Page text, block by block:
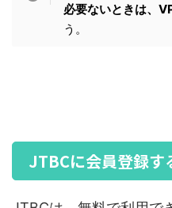
必要ないときは、
う。
JTBCに会員登録す